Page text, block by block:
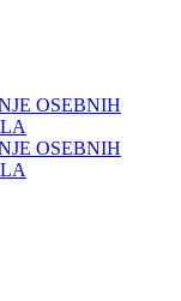
OSEBNIH
OSEBNIH